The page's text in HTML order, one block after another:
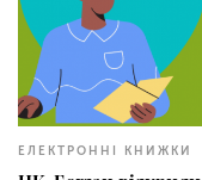
ЕЛЕКТРОННІ КНИЖКИ